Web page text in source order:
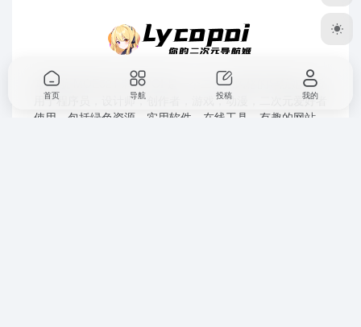
萌导航 MOE521 莉可POI 是一个二次元风格的导航姬，适
用于程序员，设计师，创作者，游戏，动漫，二次元爱好者
使用，包括绿色资源、实用软件、在线工具、有趣的网站、
首页 导航 投稿 我的